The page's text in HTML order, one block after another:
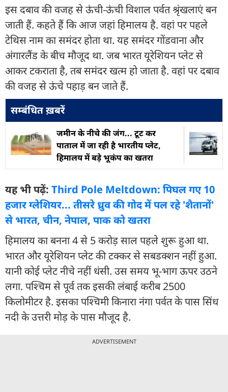
इस दबाव की वजह से ऊंची-ऊंची विशाल पर्वत श्रृंखलाएं बन
जाती हैं. कहते हैं कि आज जहां हिमालय है. वहां पर पहले
टेथिस नाम का समंदर होता था. यह समंदर गोंडवाना और
अंगारलैंड के बीच मौजूद था. जब भारत यूरेशियन प्लेट से
आकर टकराता है, तब समंदर खत्म हो जाता है. वहां पर दबाव
की वजह से ऊंचे पहाड़ बन जाते हैं.
सम्बंधित ख़बरें
जमीन के नीचे की जंग... टूट कर
पाताल में जा रही है भारतीय प्लेट,
हिमालय में बड़े भूकंप का खतरा
यह भी पढ़ें: Third Pole Meltdown: पिघल गए 10
हजार ग्लेशियर... तीसरे ध्रुव की गोद में पल रहे 'शैतानों'
से भारत, चीन, नेपाल, पाक को खतरा
हिमालय का बनना 4 से 5 करोड़ साल पहले शुरू हुआ था.
भारत और यूरेशियन प्लेट की टक्कर से सबडक्शन नहीं हुआ.
यानी कोई प्लेट नीचे नहीं धंसी. उस समय भू-भाग ऊपर उठने
लगा. पश्चिम से पूर्व तक इसकी लंबाई करीब 2500
किलोमीटर है. इसका पश्चिमी किनारा नंगा पर्वत के पास सिंध
नदी के उत्तरी मोड़ के पास मौजूद है.
ADVERTISEMENT